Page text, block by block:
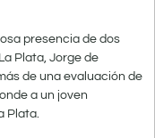
presencia de dos
Plata, Jorge de
de una evaluación de
a un joven
Plata.